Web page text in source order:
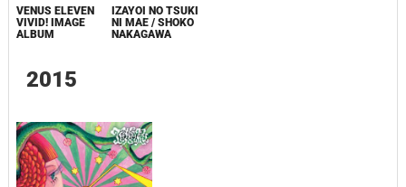
VENUS ELEVEN
VIVID! IMAGE
ALBUM
IZAYOI NO TSUKI
NI MAE / SHOKO
NAKAGAWA
2015